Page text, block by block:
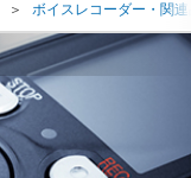
＞ ボイスレコーダー・関連